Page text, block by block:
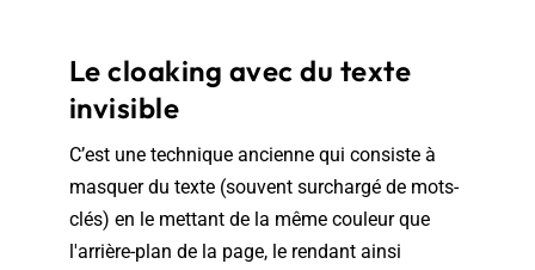
Le cloaking avec du texte
invisible
C’est une technique ancienne qui consiste à
masquer du texte (souvent surchargé de mots-
clés) en le mettant de la même couleur que
l'arrière-plan de la page, le rendant ainsi